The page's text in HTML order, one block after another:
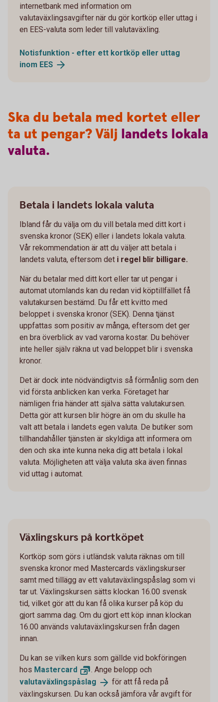
internetbank med information om
valutaväxlingsavgifter när du gör kortköp eller uttag i
en EES-valuta som leder till valutaväxling.
Notisfunktion - efter ett kortköp eller uttag
inom EES
Ska du betala med kortet eller
ta ut pengar? Välj landets lokala
valuta.
Betala i landets lokala valuta
Ibland får du välja om du vill betala med ditt kort i
svenska kronor (SEK) eller i landets lokala valuta.
Vår rekommendation är att du väljer att betala i
landets valuta, eftersom det i regel blir billigare.
När du betalar med ditt kort eller tar ut pengar i
automat utomlands kan du redan vid köptillfället få
valutakursen bestämd. Du får ett kvitto med
beloppet i svenska kronor (SEK). Denna tjänst
uppfattas som positiv av många, eftersom det ger
en bra överblick av vad varorna kostar. Du behöver
inte heller själv räkna ut vad beloppet blir i svenska
kronor.
Det är dock inte nödvändigtvis så förmånlig som den
vid första anblicken kan verka. Företaget har
nämligen fria händer att själva sätta valutakursen.
Detta gör att kursen blir högre än om du skulle ha
valt att betala i landets egen valuta. De butiker som
tillhandahåller tjänsten är skyldiga att informera om
den och ska inte kunna neka dig att betala i lokal
valuta. Möjligheten att välja valuta ska även finnas
vid uttag i automat.
Växlingskurs på kortköpet
Kortköp som görs i utländsk valuta räknas om till
svenska kronor med Mastercards växlingskurser
samt med tillägg av ett valutaväxlingspåslag som vi
tar ut. Växlingskursen sätts klockan 16.00 svensk
tid, vilket gör att du kan få olika kurser på köp du
gjort samma dag. Om du gjort ett köp innan klockan
16.00 används valutaväxlingskursen från dagen
innan.
Du kan se vilken kurs som gällde vid bokföringen
hos Mastercard
. Ange belopp och
valutaväxlingspåslag
för att få reda på
växlingskursen. Du kan också jämföra vår avgift för